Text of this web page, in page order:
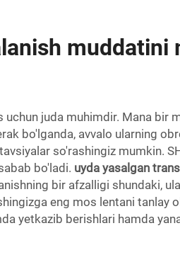
muddatini
juda muhimdir. Mana bir
bo'lganda, avvalo ularning
so'rashingiz mumkin.
bo'ladi. uyda yasalgan
bir afzalligi shundaki,
eng mos lentani tanlay
yetkazib berishlari hamda